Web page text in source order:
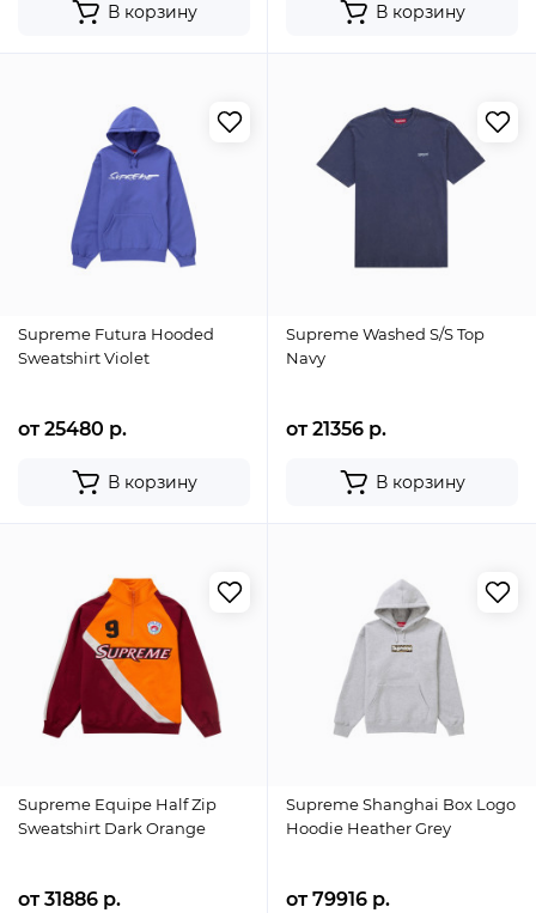
В корзину В корзину
Supreme Futura Hooded
Sweatshirt Violet
от 25480 р.
В корзину
Supreme Washed S/S Top
Navy
от 21356 р.
В корзину
Supreme Equipe Half Zip
Sweatshirt Dark Orange
от 31886 р.
Supreme Shanghai Box Logo
Hoodie Heather Grey
от 79916 р.